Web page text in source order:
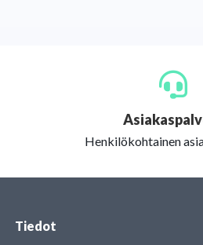
Henkilökohtainen
Tiedot